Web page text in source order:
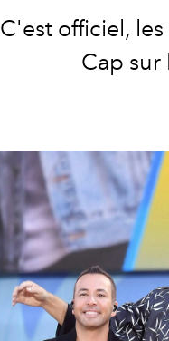
C'est officiel,
Cap sur